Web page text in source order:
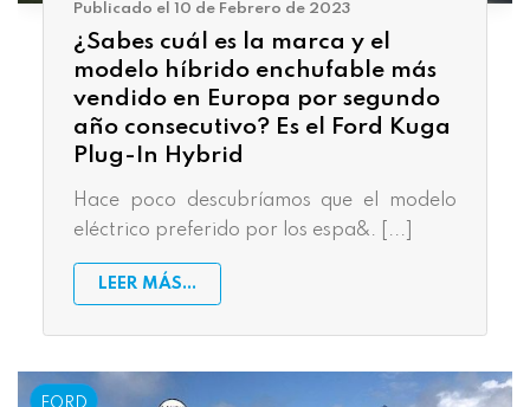
Publicado el 10 de Febrero de 2023
¿Sabes cuál es la marca y el
modelo híbrido enchufable más
vendido en Europa por segundo
año consecutivo? Es el Ford Kuga
Plug-In Hybrid
Hace poco descubríamos que el modelo
eléctrico preferido por los espa&. [...]
LEER MÁS...
FORD